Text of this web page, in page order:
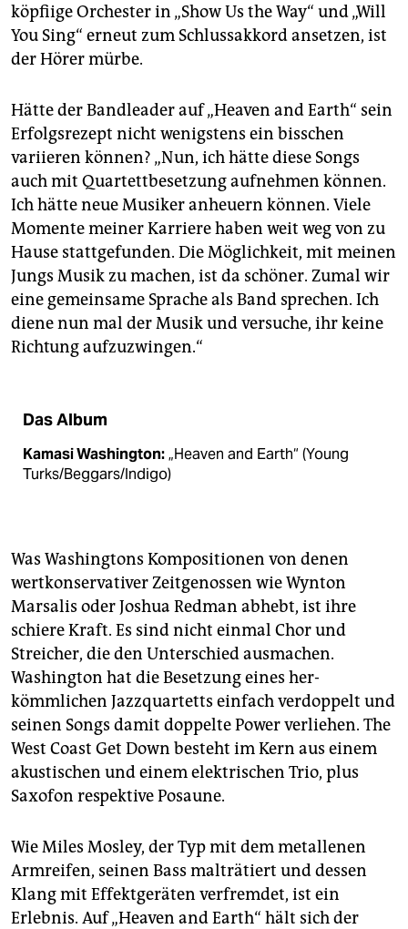
köpfiige Orchester in „Show Us the Way“ und „Will
You Sing“ erneut zum Schlussakkord ansetzen, ist
der Hörer mürbe.
Hätte der Bandleader auf „Heaven and Earth“ sein
Erfolgsrezept nicht wenigstens ein bisschen
variieren können? „Nun, ich hätte diese Songs
auch mit Quartettbesetzung aufnehmen können.
Ich hätte neue Musiker anheuern können. Viele
Momente meiner Karriere haben weit weg von zu
Hause stattgefunden. Die Möglichkeit, mit meinen
Jungs Musik zu machen, ist da schöner. Zumal wir
eine gemeinsame Sprache als Band sprechen. Ich
diene nun mal der Musik und versuche, ihr keine
Richtung aufzuzwingen.“
Das Album
Kamasi Washington:„Heaven and Earth“ (Young
Turks/Beggars/Indigo)
Was Washingtons Komposi­tio­nen von denen
wertkonservativer Zeitgenossen wie Wynton
Marsalis oder Joshua Redman abhebt, ist ihre
schiere Kraft. Es sind nicht einmal Chor und
Streicher, die den Unterschied ausmachen.
Washington hat die Besetzung eines her­
kömmlichen Jazzquartetts einfach verdoppelt und
seinen Songs damit doppelte Power verliehen. The
West Coast Get Down besteht im Kern aus einem
akustischen und einem elektrischen Trio, plus
Saxofon respektive Posaune.
Wie Miles Mosley, der Typ mit dem metallenen
Armreifen, seinen Bass malträtiert und dessen
Klang mit Effektgeräten verfremdet, ist ein
Erlebnis. Auf „Heaven and Earth“ hält sich der